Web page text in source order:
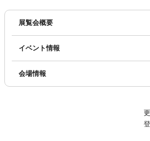
展覧会概要
イベント情報
会場情報